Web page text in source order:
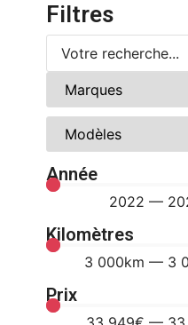
Filtres
Année
2022 —
Kilomètres
3 000km — 3
Prix